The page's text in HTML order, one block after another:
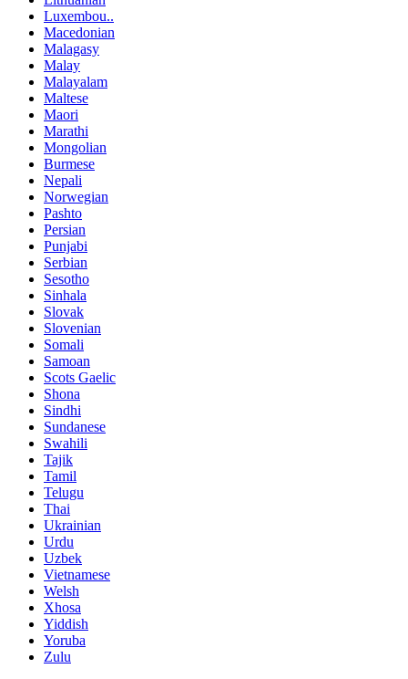
Luxembou..
Macedonian
Malagasy
Malay
Malayalam
Maltese
Maori
Marathi
Mongolian
Burmese
Nepali
Norwegian
Pashto
Persian
Punjabi
Serbian
Sesotho
Sinhala
Slovak
Slovenian
Somali
Samoan
Scots Gaelic
Shona
Sindhi
Sundanese
Swahili
Tajik
Tamil
Telugu
Thai
Ukrainian
Urdu
Uzbek
Vietnamese
Welsh
Xhosa
Yiddish
Yoruba
Zulu